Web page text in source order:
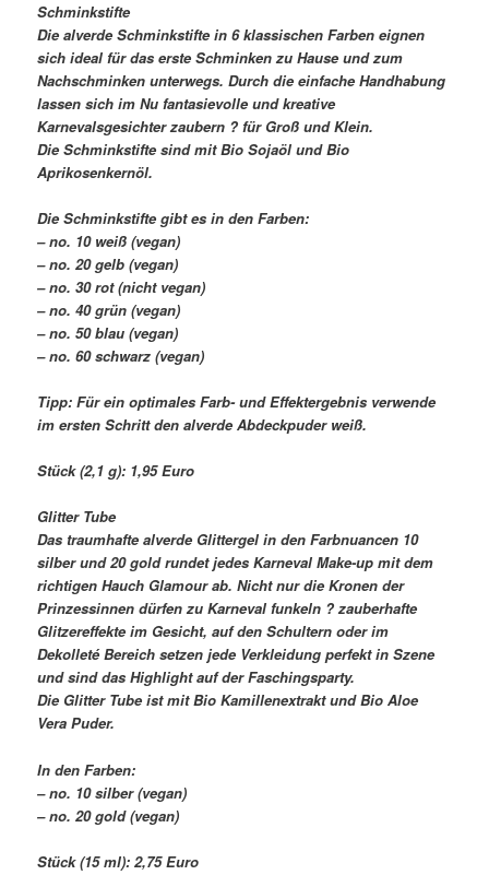
Schminkstifte
Die alverde Schminkstifte in 6 klassischen Farben eignen
sich ideal für das erste Schminken zu Hause und zum
Nachschminken unterwegs. Durch die einfache Handhabung
lassen sich im Nu fantasievolle und kreative
Karnevalsgesichter zaubern ? für Groß und Klein.
Die Schminkstifte sind mit Bio Sojaöl und Bio
Aprikosenkernöl.
Die Schminkstifte gibt es in den Farben:
– no. 10 weiß (vegan)
– no. 20 gelb (vegan)
– no. 30 rot (nicht vegan)
– no. 40 grün (vegan)
– no. 50 blau (vegan)
– no. 60 schwarz (vegan)
Tipp: Für ein optimales Farb- und Effektergebnis verwende
im ersten Schritt den alverde Abdeckpuder weiß.
Stück (2,1 g): 1,95 Euro
Glitter Tube
Das traumhafte alverde Glittergel in den Farbnuancen 10
silber und 20 gold rundet jedes Karneval Make-up mit dem
richtigen Hauch Glamour ab. Nicht nur die Kronen der
Prinzessinnen dürfen zu Karneval funkeln ? zauberhafte
Glitzereffekte im Gesicht, auf den Schultern oder im
Dekolleté Bereich setzen jede Verkleidung perfekt in Szene
und sind das Highlight auf der Faschingsparty.
Die Glitter Tube ist mit Bio Kamillenextrakt und Bio Aloe
Vera Puder.
In den Farben:
– no. 10 silber (vegan)
– no. 20 gold (vegan)
Stück (15 ml): 2,75 Euro